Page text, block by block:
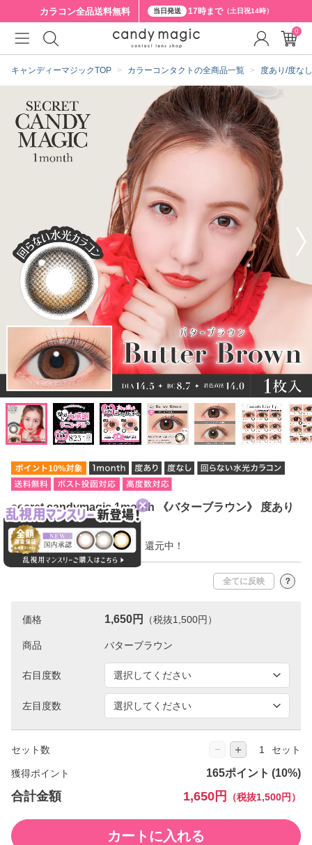
カラコン全品送料無料 当日発送 17時まで（土日祝14時）
キャンディーマジックTOP カラーコンタクトの全商品一覧 度あり/度な
secret candymagic 1month 《バターブラウン》 度あり
度なし 《両目分(2枚)》
今だけ10％ポイント【165pt】還元中！
全てに反映 ？
価格 1,650円 （税抜1,500円）
商品
右目度数
左目度数
セット数 − ＋ セット
獲得ポイント 165ポイント
合計金額 1,650円 （税抜1,500円）
カートに入れる
0
クーポン詳細